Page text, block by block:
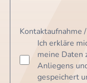
Kontaktaufnahme
Ich erkläre
meine Daten
Anliegens
gespeichert